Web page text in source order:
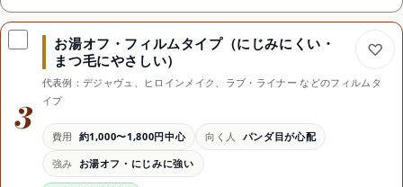
価格目安
約1,000〜3,500円
仕上がり
自然な長さ・繊細セパレート
ブラシ
コーム・細めブラシ
向く人
自然見え・オフィス・初心者
3
お湯オフ・フィルムタイプ（にじみにくい・
まつ毛にやさしい）
代表例：デジャヴュ、ヒロインメイク、ラブ・ライナー などのフィルムタ
イプ
費用 約1,000〜1,800円中心 向く人
パンダ目が心配
強み お湯オフ・にじみに強い